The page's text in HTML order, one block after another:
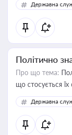
Державна
Політично
Про що тема:
що стосується їх
Державна